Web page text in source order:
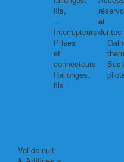
fils,
...
Interrupteurs
Prises
et
connecteurs
Rallonges,
fils
et
durites
Vol de nuit